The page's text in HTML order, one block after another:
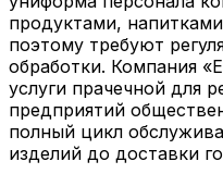
продуктами,
поэтому требуют
обработки. Компания
услуги прачечной для
предприятий
полный цикл
изделий до доставки